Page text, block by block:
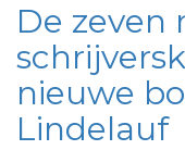
De zeven
nieuwe
Lindelauf